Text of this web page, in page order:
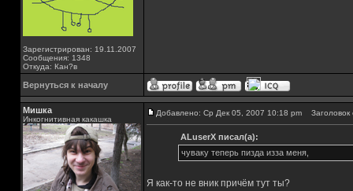
Зарегистрирован: 19.11.2007
Сообщения: 1348
Откуда: Кан?в
Вернуться к началу
Мишка
Инкогнитивная какашка
Добавлено: Ср Дек 05, 2007 10:18 pm Заголовок
ALuserX писал(а):
чуваку теперь пизда изза меня,
Я как-то не вник причём тут ты?